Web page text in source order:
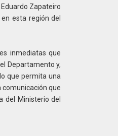
Zapateiro
esta región del
inmediatas que
Departamento y,
que permita una
comunicación que
del Ministerio del